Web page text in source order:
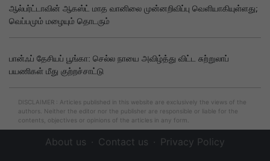
ஆல்பர்ட்டாவின் ஆகஸ்ட் மாத வானிலை முன்னறிவிப்பு வெளியாகியுள்ளது;
வெப்பமும் மழையும் தொடரும்
பான்ஃப் தேசியப் பூங்கா: செல்ல நாயை அவிழ்த்து விட்ட சுற்றுலாப்
பயணிகள் மீது குற்றச்சாட்டு
DISCLAIMER : Articles published in this website are exclusively the views of the
authors. Neither the editor nor the publisher are responsible or liable for the
contents, objectives or opinions of the articles in any form.
About us Contact us Privacy Policy